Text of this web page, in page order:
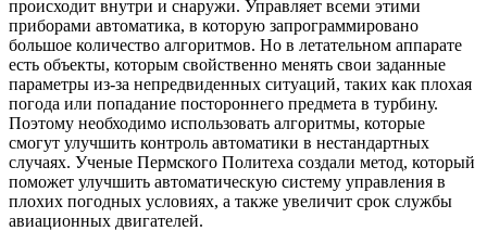
происходит внутри и снаружи. Управляет всеми этими
приборами автоматика, в которую запрограммировано
большое количество алгоритмов. Но в летательном аппарате
есть объекты, которым свойственно менять свои заданные
параметры из-за непредвиденных ситуаций, таких как плохая
погода или попадание постороннего предмета в турбину.
Поэтому необходимо использовать алгоритмы, которые
смогут улучшить контроль автоматики в нестандартных
случаях. Ученые Пермского Политеха создали метод, который
поможет улучшить автоматическую систему управления в
плохих погодных условиях, а также увеличит срок службы
авиационных двигателей.